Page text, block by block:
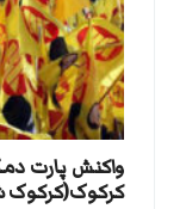
واکنش پارت
کرکوک(کرکوک